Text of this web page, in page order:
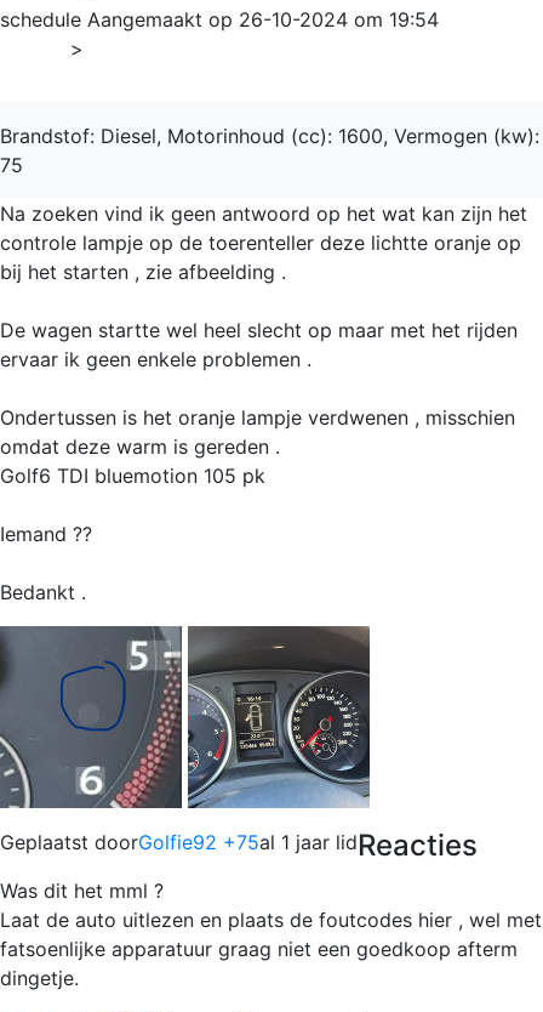
schedule Aangemaakt op 26-10-2024 om 19:54
>
Brandstof: Diesel, Motorinhoud (cc): 1600, Vermogen (kw):
75
Na zoeken vind ik geen antwoord op het wat kan zijn het
controle lampje op de toerenteller deze lichtte oranje op
bij het starten , zie afbeelding .
De wagen startte wel heel slecht op maar met het rijden
ervaar ik geen enkele problemen .
Ondertussen is het oranje lampje verdwenen , misschien
omdat deze warm is gereden .
Golf6 TDI bluemotion 105 pk
Iemand ??
Bedankt .
Geplaatst doorGolfie92 +75al 1 jaar lidReacties
Was dit het mml ?
Laat de auto uitlezen en plaats de foutcodes hier , wel met
fatsoenlijke apparatuur graag niet een goedkoop afterm
dingetje.